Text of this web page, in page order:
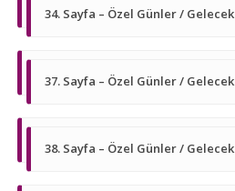
34. Sayfa – Özel Günler / Gelecek
37. Sayfa – Özel Günler / Gelecek
38. Sayfa – Özel Günler / Gelecek